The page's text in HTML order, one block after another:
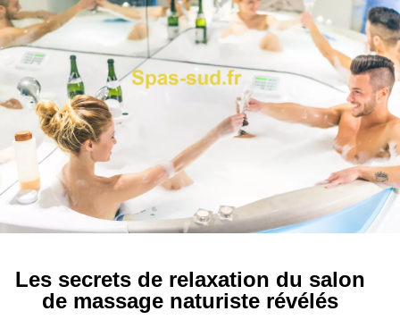
Les secrets de relaxation du salon
de massage naturiste révélés